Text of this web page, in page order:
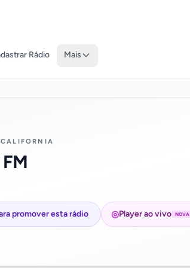
Rádio Mais
promover esta rádio ◎Player ao vivo